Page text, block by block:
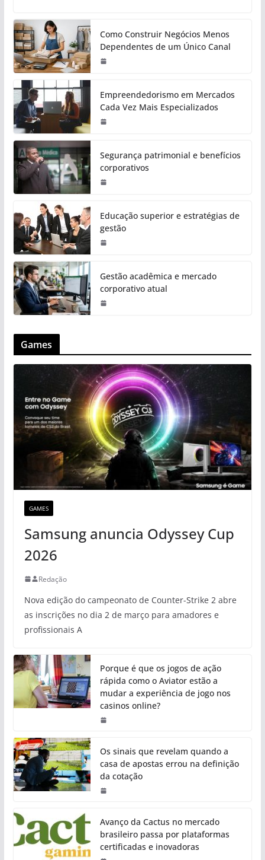
Como Construir Negócios Menos
Dependentes de um Único Canal
Empreendedorismo em Mercados
Cada Vez Mais Especializados
Segurança patrimonial e benefícios
corporativos
Educação superior e estratégias de
gestão
Gestão acadêmica e mercado
corporativo atual
Games
GAMES
Samsung anuncia Odyssey Cup
2026
Redação
Nova edição do campeonato de Counter-Strike 2 abre
as inscrições no dia 2 de março para amadores e
profissionais A
Porque é que os jogos de ação
rápida como o Aviator estão a
mudar a experiência de jogo nos
casinos online?
Os sinais que revelam quando a
casa de apostas errou na definição
da cotação
Avanço da Cactus no mercado
brasileiro passa por plataformas
certificadas e inovadoras